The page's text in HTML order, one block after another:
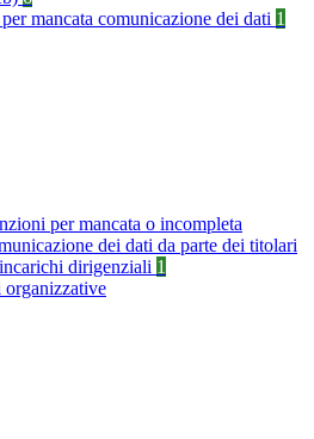
mancata comunicazione dei dati 1
per mancata o incompleta
dei dati da parte dei titolari
dirigenziali 1
organizzative